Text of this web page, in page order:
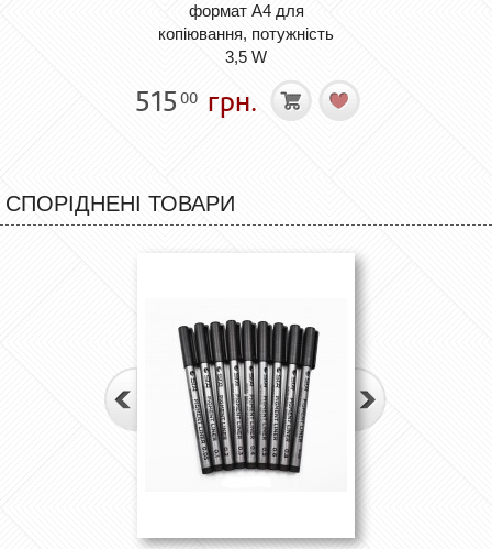
формат А4 для
копіювання, потужність
3,5 W
515 00 грн.
СПОРІДНЕНІ ТОВАРИ